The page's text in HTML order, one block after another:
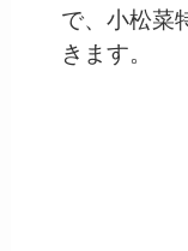
で、小松菜
きます。